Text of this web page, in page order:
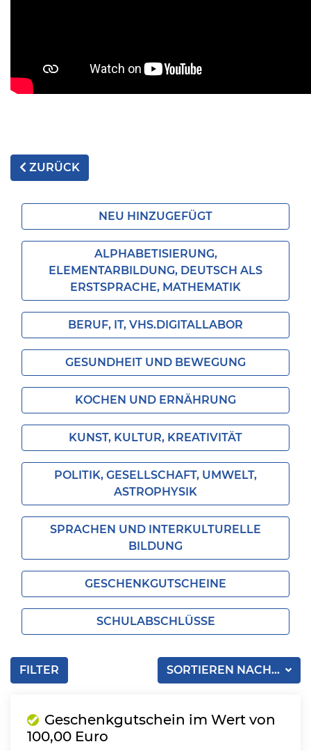
ZURÜCK
NEU HINZUGEFÜGT
ALPHABETISIERUNG,
ELEMENTARBILDUNG, DEUTSCH ALS
ERSTSPRACHE, MATHEMATIK
BERUF, IT, VHS.DIGITALLABOR
GESUNDHEIT UND BEWEGUNG
KOCHEN UND ERNÄHRUNG
KUNST, KULTUR, KREATIVITÄT
POLITIK, GESELLSCHAFT, UMWELT,
ASTROPHYSIK
SPRACHEN UND INTERKULTURELLE
BILDUNG
GESCHENKGUTSCHEINE
SCHULABSCHLÜSSE
SORTIEREN NACH...
FILTER
Geschenkgutschein im Wert von
100,00 Euro